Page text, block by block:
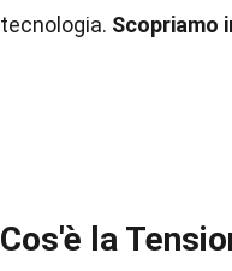
tecnologia. Scopriamo
Cos'è la